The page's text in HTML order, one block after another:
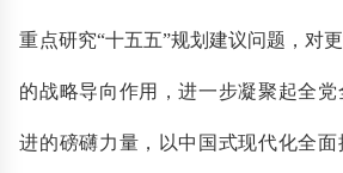
重点研究“十五五”规划建议问题，对
的战略导向作用，进一步凝聚起全
进的磅礴力量，以中国式现代化全